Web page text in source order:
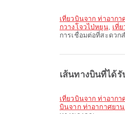
เที่ยวบินจาก ท่าอาก
กวางโจวไป่หยุน, เที่
การเชื่อมต่อที่สะดวก
เส้นทางบินที่ได้
เที่ยวบินจาก ท่าอาก
บินจาก ท่าอากาศยา